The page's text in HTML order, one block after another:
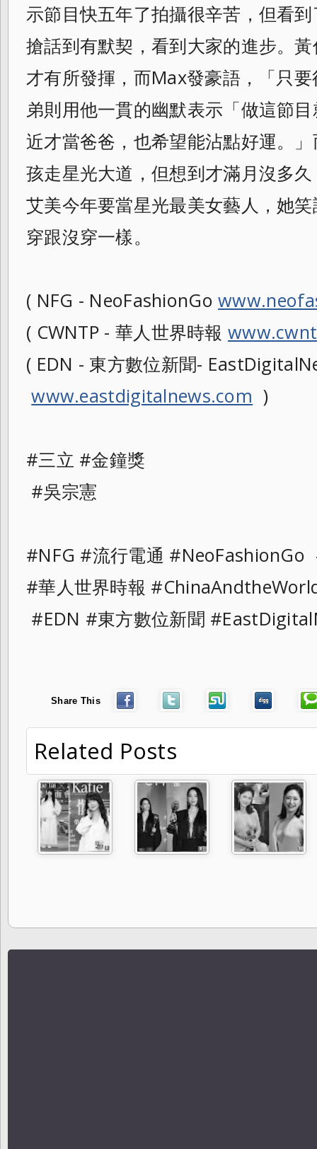
示節目快五年了拍攝很辛苦，但看
搶話到有默契，看到大家的進步。
才有所發揮，而Max發豪語，「只
弟則用他一貫的幽默表示「做這節
近才當爸爸，也希望能沾點好運。」
孩走星光大道，但想到才滿月沒多
艾美今年要當星光最美女藝人，她
穿跟沒穿一樣。
( NFG - NeoFashionGo
( CWNTP - 華人世界時報
( EDN - 東方數位新聞-
www.eastdigitalnews.com )
#三立 #金鐘獎
#吳宗憲
#NFG #流行電通 #NeoFashionGo
#華人世界時報
#EDN #東方數位新聞
Share This
Related Posts